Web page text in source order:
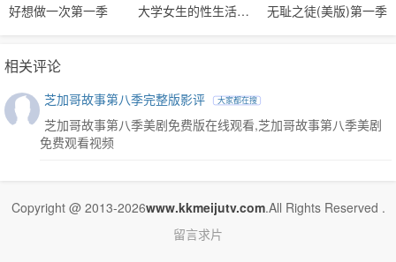
好想做一次第一季 大学女生的性生活第一季 无耻之徒(美版)第一季
相关评论
芝加哥故事第八季完整版影评 大家都在搜
芝加哥故事第八季美剧免费版在线观看,芝加哥故事第八季美剧
免费观看视频
Copyright @ 2013-2026www.kkmeijutv.com.All Rights Reserved .
留言求片